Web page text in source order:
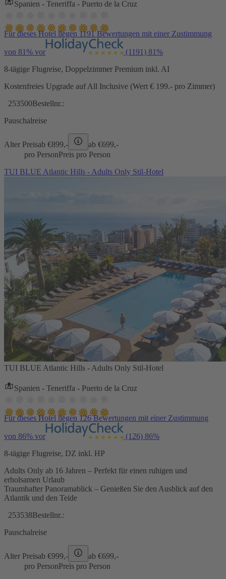
Spanien - Teneriffa - Puerto de la Cruz
Für dieses Hotel liegen 1191 Bewertungen mit einer Zustimmung
von 81% vor (1191) 81%
8-tägige Flugreise, Doppelzimmer Premium inkl. AI
Kostenfreies Upgrade auf All Inclusive (Wert € 199.- pro Zimmer)
253500Bestellnr.:
Pauschalreise
Alter Preisab €899,- ab €699,-
pro PersonPreis pro Person
TUI BLUE Atlantic Hills - Adults Only Stil-Hotel
TUI BLUE Atlantic Hills - Adults Only Stil-Hotel
Spanien - Teneriffa - Puerto de la Cruz
Für dieses Hotel liegen 126 Bewertungen mit einer Zustimmung
von 86% vor (126) 86%
8-tägige Flugreise, DZ inkl. HP
Adults Only ab 16 Jahren – Perfekt für einen ruhigen und
erholsamen Urlaub
Traumhafter Panoramablick – Genießen Sie den Ausblick auf den
Atlantik und den Teide
253538Bestellnr.:
Pauschalreise
Alter Preisab €999,- ab €699,-
pro PersonPreis pro Person